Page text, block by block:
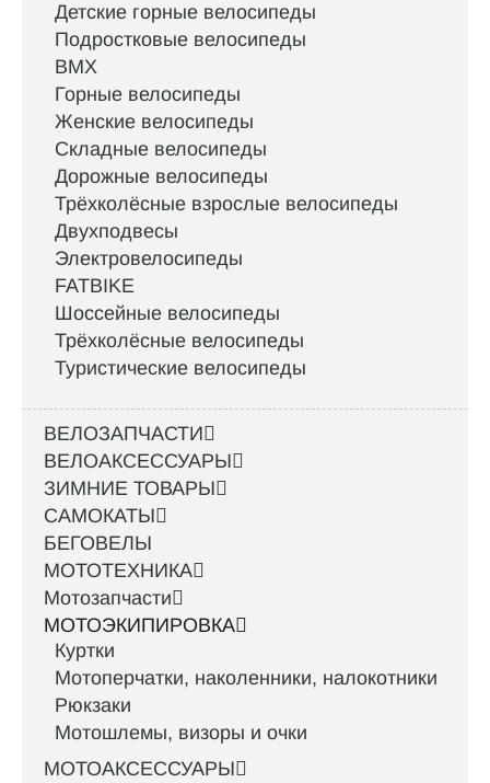
Детские горные велосипеды
Подростковые велосипеды
BMX
Горные велосипеды
Женские велосипеды
Складные велосипеды
Дорожные велосипеды
Трёхколёсные взрослые велосипеды
Двухподвесы
Электровелосипеды
FATBIKE
Шоссейные велосипеды
Трёхколёсные велосипеды
Туристические велосипеды
ВЕЛОЗАПЧАСТИ
ВЕЛОАКСЕССУАРЫ
ЗИМНИЕ ТОВАРЫ
САМОКАТЫ
БЕГОВЕЛЫ
МОТОТЕХНИКА
Мотозапчасти
МОТОЭКИПИРОВКА
Куртки
Мотоперчатки, наколенники, налокотники
Рюкзаки
Мотошлемы, визоры и очки
МОТОАКСЕССУАРЫ